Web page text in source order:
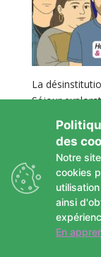
La
Séjour
Le
Nos
Projet
des
Notre
cookies
ainsi
En